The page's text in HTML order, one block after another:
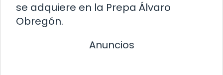
se adquiere en la Prepa Álvaro
Obregón.
Anuncios